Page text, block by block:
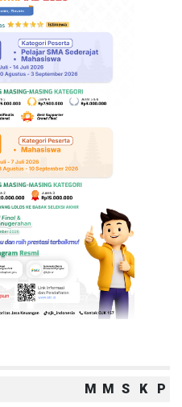
M M S K
P